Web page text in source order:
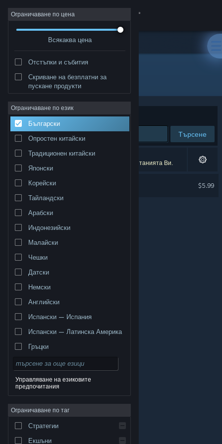
Вписване
Относно
Поддръжка
Смяна на езика
търговски марки принадлежат на съответните им
собственици в САЩ и други страни.
поверителност|Юридическа информация|
Достъпност|Условия за ползване на Steam
Възстановявания|Бисквитки
Ограничаване по цена
Всякаква цена
Отстъпки и събития
Скриване на безплатни за
пускане продукти
Ограничаване по език
Български
Опростен китайски
Традиционен китайски
Японски
Корейски
Тайландски
Арабски
Индонезийски
Малайски
Чешки
Датски
Немски
Английски
Испански — Испания
Испански — Латинска Америка
Гръцки
Управляване на езиковите
предпочитания
Ограничаване по таг
Стратегии
Екшъни
Разработчик: Lucy B. Locks
Сортиране по Съответстване
Търсене
1 резултат съответства на търсенето Ви.
1 заглавие беше изключено спрямо предпочитанията Ви.
$5.99